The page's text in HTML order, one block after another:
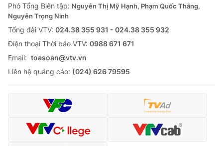
Phó Tổng Biên tập: Nguyễn Thị Mỹ Hạnh, Phạm Quốc Thắng,
Nguyễn Trọng Ninh
Tổng đài VTV: 024.38 355 931 - 024.38 355 932
Ðiện thoại Thời báo VTV: 0988 671 671
Email: toasoan@vtv.vn
Liên hệ quảng cáo: (024) 626 79595